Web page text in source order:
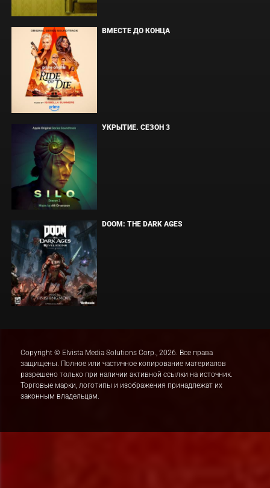
ВМЕСТЕ ДО КОНЦА
УКРЫТИЕ. СЕЗОН 3
DOOM: THE DARK AGES
Copyright © Elvista Media Solutions Corp., 2026. Все права
защищены. Полное или частичное копирование материалов
разрешено только при наличии активной ссылки на источник.
Торговые марки, логотипы и изображения принадлежат их
законным владельцам.